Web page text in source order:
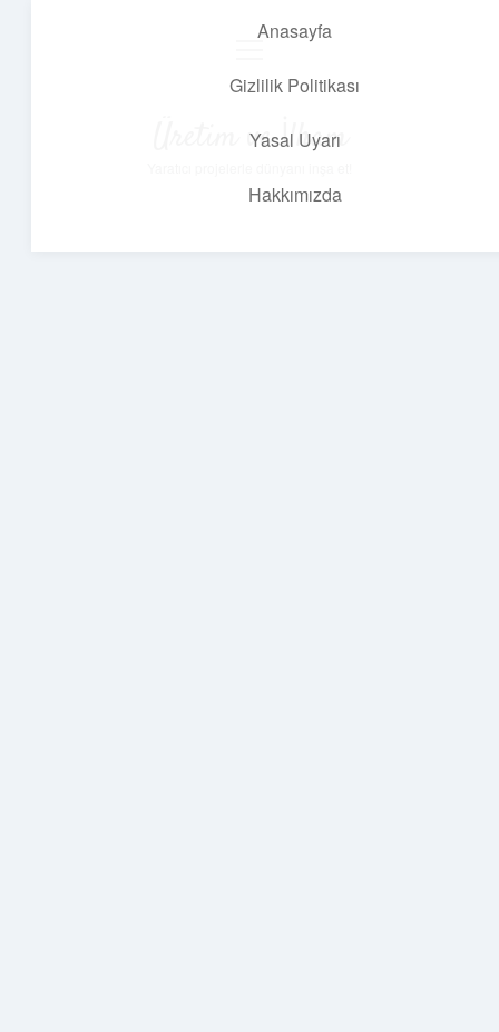
Anasayfa
Gizlilik Politikası
Yasal Uyarı
Hakkımızda
Üretim ve İlham